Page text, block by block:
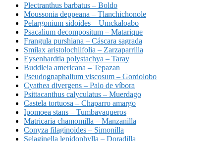
Plectranthus barbatus – Boldo
Moussonia deppeana – Tlanchichonole
Pelargonium sidoides – Umckaloabo
Psacalium decompositum – Matarique
Frangula purshiana – Cáscara sagrada
Smilax aristolochiifolia – Zarzaparrilla
Eysenhardtia polystachya – Taray
Buddleia americana – Tepazan
Pseudognaphalium viscosum – Gordolobo
Cyathea divergens – Palo de víbora
Psittacanthus calyculatus – Muerdago
Castela tortuosa – Chaparro amargo
Ipomoea stans – Tumbavaqueros
Matricaria chamomilla – Manzanilla
Conyza filaginoides – Simonilla
Selaginella lepidophylla – Doradilla